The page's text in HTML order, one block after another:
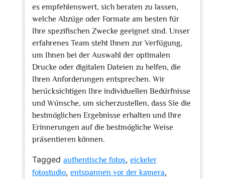
es empfehlenswert, sich beraten zu lassen,
welche Abzüge oder Formate am besten für
Ihre spezifischen Zwecke geeignet sind. Unser
erfahrenes Team steht Ihnen zur Verfügung,
um Ihnen bei der Auswahl der optimalen
Drucke oder digitalen Dateien zu helfen, die
Ihren Anforderungen entsprechen. Wir
berücksichtigen Ihre individuellen Bedürfnisse
und Wünsche, um sicherzustellen, dass Sie die
bestmöglichen Ergebnisse erhalten und Ihre
Erinnerungen auf die bestmögliche Weise
präsentieren können.
Tagged authentische fotos, eickeler
fotostudio, entspannen vor der kamera,